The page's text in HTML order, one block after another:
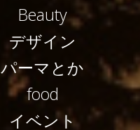
Beauty
デザイン
パーマとか
food
イベント